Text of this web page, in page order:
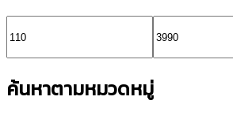
ราคา
ต่ำ
สุด
ราคา
สูงสุด
ค้นหาตามหมวดหมู่